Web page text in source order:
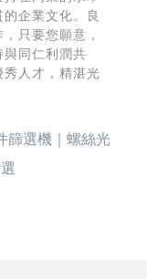
企業文化。良
只要您願意，
與同仁利潤共
人才，精湛光